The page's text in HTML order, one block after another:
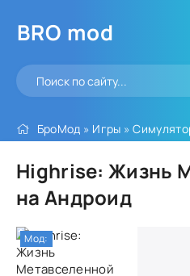
BRO mod
БроМод » Игры »
Highrise: Жизнь
на Андроид
Мод: